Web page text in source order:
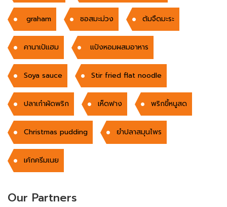
graham ซอสมะม่วง ต้มจืดมะระ
คานาเป้แฮม แป้งหอมผสมอาหาร
Soya sauce Stir fried flat noodle
ปลาเก๋าผัดพริก เห็ดฟาง พริกขี้หนูสด
Christmas pudding ยำปลาสมุนไพร
เค้กครีมเนย
Our Partners